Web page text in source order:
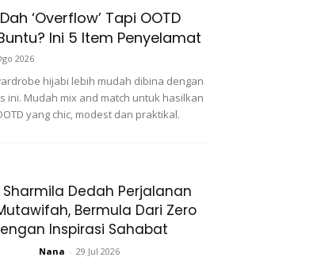
‘Overflow’ Tapi OOTD
Ini 5 Item Penyelamat
2026
hijabi lebih mudah dibina dengan
ini. Mudah mix and match untuk hasilkan
yang chic, modest dan praktikal.
Dedah Perjalanan
Bermula Dari Zero
Inspirasi Sahabat
Nana - 29 Jul 2026